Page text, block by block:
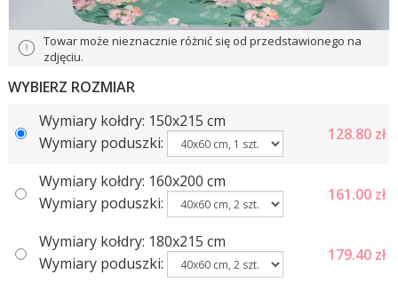
Towar może nieznacznie różnić się od przedstawionego na
zdjęciu.
WYBIERZ ROZMIAR
Wymiary kołdry: 150x215 cm
Wymiary poduszki:
128.80 zł
Wymiary kołdry: 160х200 cm
Wymiary poduszki:
161.00 zł
Wymiary kołdry: 180x215 cm
Wymiary poduszki:
179.40 zł